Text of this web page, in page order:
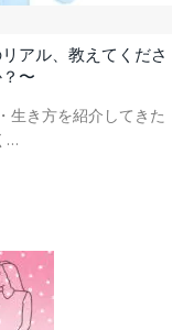
アル、教えてくださ
〜
生き方を紹介してきた
…